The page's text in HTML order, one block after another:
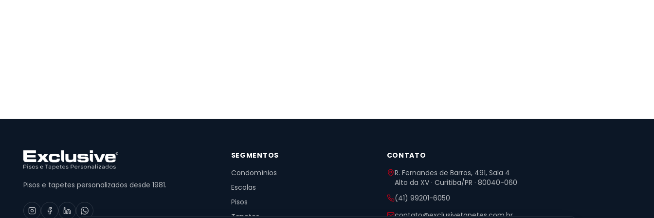
Pisos e tapetes personalizados desde 1981.
SEGMENTOS
Condomínios
Escolas
Pisos
CONTATO
R. Fernandes de Barros, 491, Sala 4
Alto da XV · Curitiba/PR · 80040-060
(41) 99201-6050
contato@exclusivetapetes.com.br